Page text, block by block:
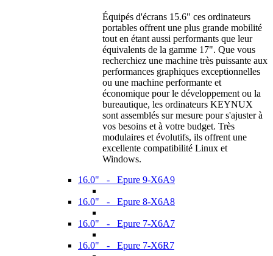
Équipés d'écrans 15.6" ces ordinateurs
portables offrent une plus grande mobilité
tout en étant aussi performants que leur
équivalents de la gamme 17". Que vous
recherchiez une machine très puissante aux
performances graphiques exceptionnelles
ou une machine performante et
économique pour le développement ou la
bureautique, les ordinateurs KEYNUX
sont assemblés sur mesure pour s'ajuster à
vos besoins et à votre budget. Très
modulaires et évolutifs, ils offrent une
excellente compatibilité Linux et
Windows.
16.0" - Epure 9-X6A9
16.0" - Epure 8-X6A8
16.0" - Epure 7-X6A7
16.0" - Epure 7-X6R7